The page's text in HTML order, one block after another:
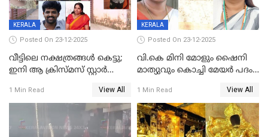
KERALA
Posted On 23-12-2025
വീട്ടിലെ നക്ഷത്രങ്ങൾ കെട്ടു;
ഇനി ആ ക്രിസ്മസ് സ്റ്റാർ
വേണ്ടിയുള്ള
പിടിവലിക്കിടയിൽ
അപ്പൂപ്പനെതിരെ പോക്സോ
കേസ് ഒടുവിൽ 4 ജീവനുകൾ
1 Min Read View All
KERALA
Posted On 23-12-2025
വി.കെ മിനി മോളും ഷൈനി
മാത്യുവും കൊച്ചി മേയർ പദം
മേയറാകില്ല
1 Min Read View All